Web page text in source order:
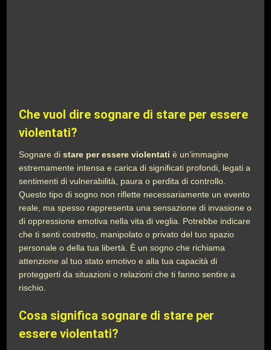
Che vuol dire sognare di stare per essere
violentati?
Sognare distare per essere violentati è un’immagine
estremamente intensa e carica di significati profondi, legati a
sentimenti di vulnerabilità, paura o perdita di controllo.
Questo tipo di sogno non riflette necessariamente un evento
reale, ma spesso rappresenta una sensazione di invasione o
di oppressione emotiva nella vita di veglia. Potrebbe indicare
che ti senti costretto, manipolato o privato del tuo spazio
personale o della tua libertà. È un sogno che richiama
attenzione al tuo stato emotivo e alla tua capacità di
proteggerti da situazioni o relazioni che ti fanno sentire a
rischio.
Cosa significa sognare di stare per
essere violentati?